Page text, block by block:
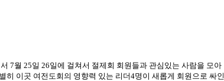
7월 25일 26일에 걸쳐서 절제회 회원들과 관심있는 사람을 모아
히 이곳 여전도회의 영향력 있는 리더4명이 새롭게 회원으로 싸인